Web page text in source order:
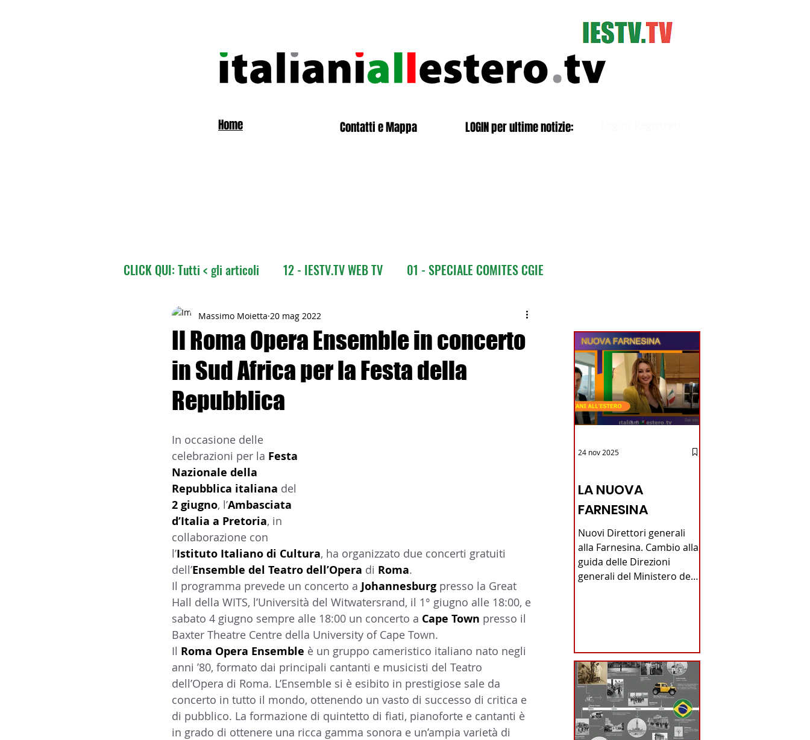
Home Contatti e Mappa LOGIN per ultime notizie:
CLICK QUI: Tutti < gli articoli 12 - IESTV.TV WEB TV 01 - SPECIALE COMITES CGIE
02 - TURISMO DELLE RADICI 03 - ITALIANI ALL'ESTERO 03 bis - Giro del Mondo
04 - ITALIANI ALL'ESTERO Europa 05 - ITALIANI ALL'ESTERO Africa
06 - ITALIANI ALL'ESTERO Asia
08 - ITALIANI IN OCEANIA 09 - ITALIANI ALL'ESTERO Nord Amer
11 - ITALIANI ALL'ESTERO Sud Amer
14 - IIC IST. ITALIANO CULTURA 15 - AMBASCIATE CONSOLATI 16 - FARNESINA
17 - ASSOCIAZIONI 18 - MAPPE ITALIANI ALL'ESTERO 19 - EUROPA
20 - AMERICA 21 - AMERICA-CENTRO 22 - AMERICA DEL SUD 23 - AFRICA
24 - ASIA 25 - OCEANIA 26 - POLITICA 28 - PAPPAMONDO.TV
Il Roma Opera Ensemble in concerto
in Sud Africa per la Festa della
Repubblica
Massimo Moietta 20 mag 2022
In occasione delle
celebrazioni per la Festa
Nazionale della
Repubblica italiana del
2 giugno, l’Ambasciata
d’Italia a Pretoria, in
collaborazione con
l’Istituto Italiano di Cultura, ha organizzato due concerti gratuiti
dell’Ensemble del Teatro dell’Opera di Roma.
Il programma prevede un concerto a Johannesburg presso la Great
Hall della WITS, l’Università del Witwatersrand, il 1° giugno alle 18:00, e
sabato 4 giugno sempre alle 18:00 un concerto a Cape Town presso il
Baxter Theatre Centre della University of Cape Town.
Il Roma Opera Ensemble è un gruppo cameristico italiano nato negli
anni ’80, formato dai principali cantanti e musicisti del Teatro
dell’Opera di Roma. L’Ensemble si è esibito in prestigiose sale da
concerto in tutto il mondo, ottenendo un vasto di successo di critica e
di pubblico. La formazione di quintetto di fiati, pianoforte e cantanti è
in grado di ottenere una ricca gamma sonora e un’ampia varietà di
LA NUOVA
FARNESINA
Nuovi Direttori generali
alla Farnesina. Cambio alla
guida delle Direzioni
generali del Ministero degli
proposte dal ministro
Antonio Tajani . NUOVA
DIREZIONE GENERALE
DELLA FARNESINA
24 nov 2025